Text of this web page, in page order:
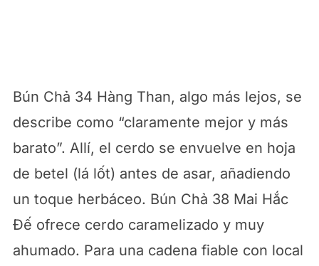
Bún Chả 34 Hàng Than, algo más lejos, se
describe como “claramente mejor y más
barato”. Allí, el cerdo se envuelve en hoja
de betel (lá lốt) antes de asar, añadiendo
un toque herbáceo. Bún Chả 38 Mai Hắc
Đế ofrece cerdo caramelizado y muy
ahumado. Para una cadena fiable con local